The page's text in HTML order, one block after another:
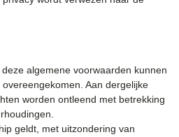
algemene voorwaarden kunnen
Aan dergelijke
worden ontleend met betrekking
geldt, met uitzondering van